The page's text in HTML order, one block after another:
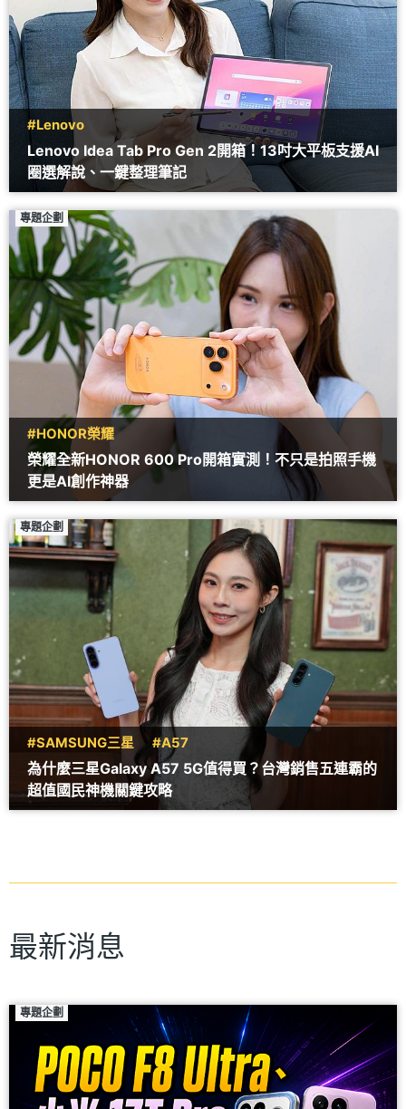
#Lenovo
Lenovo Idea Tab Pro Gen 2開箱！13吋大平板支援AI
圈選解說、一鍵整理筆記
專題企劃
#HONOR榮耀
榮耀全新HONOR 600 Pro開箱實測！不只是拍照手機
更是AI創作神器
專題企劃
#SAMSUNG三星 #A57
為什麼三星Galaxy A57 5G值得買？台灣銷售五連霸的
超值國民神機關鍵攻略
最新消息
專題企劃